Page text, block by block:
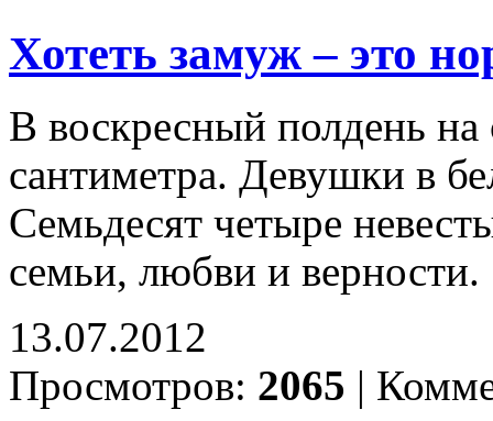
Хотеть замуж – это
В воскресный полдень на
сантиметра. Девушки в
Семьдесят четыре
семьи, любви и верности.
13.07.2012
Просмотров: 2065 |